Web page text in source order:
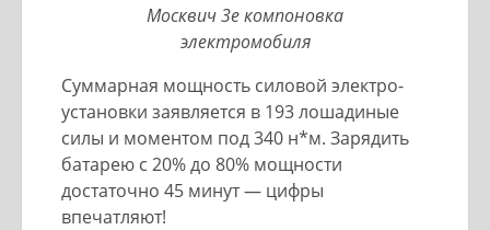
Москвич 3е компоновка
электромобиля
Суммарная мощность силовой электро-
установки заявляется в 193 лошадиные
силы и моментом под 340 н*м. Зарядить
батарею с 20% до 80% мощности
достаточно 45 минут — цифры
впечатляют!